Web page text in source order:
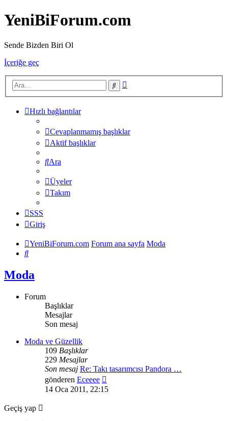
YeniBiForum.com
Sende Bizden Biri Ol
İçeriğe geç
Ara
Hızlı bağlantılar
Cevaplanmamış başlıklar
Aktif başlıklar
Ara
Üyeler
Takım
SSS
Giriş
YeniBiForum.com Forum ana sayfa Moda
Ara
Moda
Forum
Başlıklar
Mesajlar
Son mesaj
Moda ve Güzellik
109 Başlıklar
229 Mesajlar
Son mesaj Re: Takı tasarımcısı Pandora …
gönderen Eceeee
mesajı
14 Oca 2011, 22:15
Geçiş yap